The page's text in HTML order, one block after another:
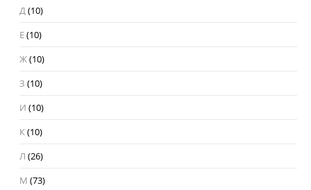
Д(10)
Е(10)
Ж(10)
З (10)
И (10)
К(10)
Л (26)
М (73)